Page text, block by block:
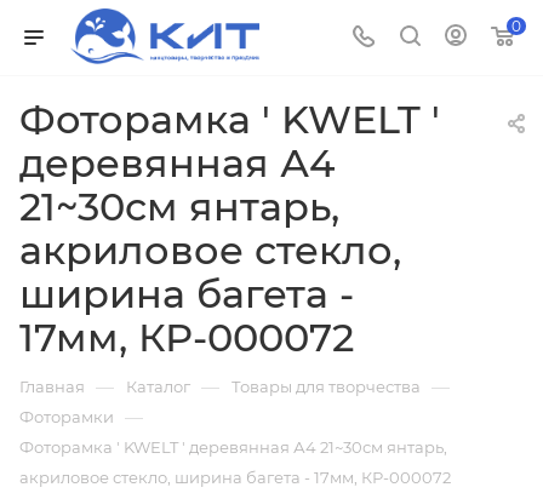
0
Фоторамка ' KWELT '
деревянная А4
21~30см янтарь,
акриловое стекло,
ширина багета -
17мм, КР-000072
Главная — Каталог — Товары для творчества —
Фоторамки —
Фоторамка ' KWELT ' деревянная А4 21~30см янтарь,
акриловое стекло, ширина багета - 17мм, КР-000072